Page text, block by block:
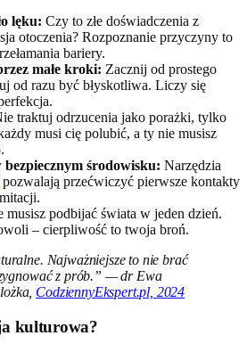
lęku: Czy to złe doświadczenia z
otoczenia? Rozpoznanie przyczyny to
bariery.
małe kroki: Zacznij od prostego
od razu być błyskotliwa. Liczy się
traktuj odrzucenia jako porażki, tylko
musi cię polubić, a ty nie musisz
środowisku: Narzędzia
pozwalają przećwiczyć pierwsze kontakty
musisz podbijać świata w jeden dzień.
– cierpliwość to twoja broń.
Najważniejsze to nie brać
z prób.” — dr Ewa
CodziennyEkspert.pl, 2024
kulturowa?